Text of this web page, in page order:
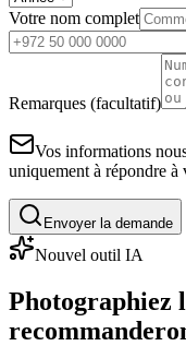
Votre nom complet
Remarques (facultatif)
Vos informations
uniquement à répondre à
Envoyer la demande
Nouvel outil IA
Photographiez